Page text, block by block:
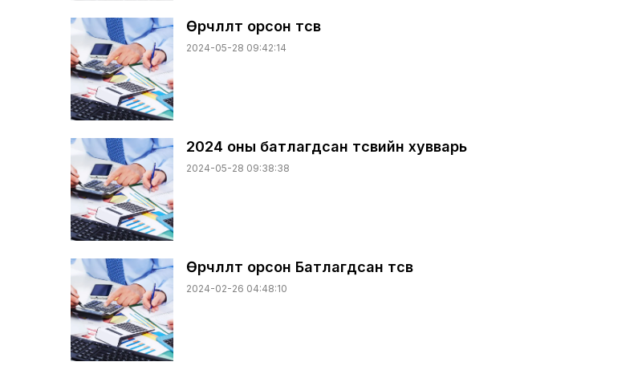
Өөрчлөлт орсон төсөв
2024-05-28 09:42:14
2024 оны батлагдсан төсвийн хувварь
2024-05-28 09:38:38
Өөрчлөлт орсон Батлагдсан төсөв
2024-02-26 04:48:10